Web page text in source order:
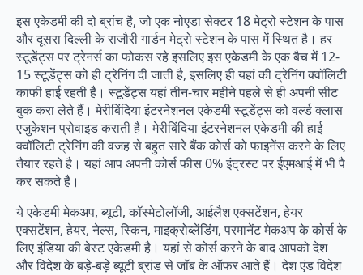
इस एकेडमी की दो ब्रांच है, जो एक नोएडा सेक्टर 18 मेट्रो स्टेशन के पास
और दूसरा दिल्ली के राजौरी गार्डन मेट्रो स्टेशन के पास में स्थित है। हर
स्टूडेंट्स पर ट्रेनर्स का फोकस रहे इसलिए इस एकेडमी के एक बैच में 12-
15 स्टूडेंट्स को ही ट्रेनिंग दी जाती है, इसलिए ही यहां की ट्रेनिंग क्वॉलिटी
काफी हाई रहती है। स्टूडेंट्स यहां तीन-चार महीने पहले से ही अपनी सीट
बुक करा लेते हैं। मेरीबिंदिया इंटरनेशनल एकेडमी स्टूडेंट्स को वर्ल्ड क्लास
एजुकेशन प्रोवाइड कराती है। मेरीबिंदिया इंटरनेशनल एकेडमी की हाई
क्वॉलिटी ट्रेनिंग की वजह से बहुत सारे बैंक कोर्स को फाइनेंस करने के लिए
तैयार रहते है। यहां आप अपनी कोर्स फीस 0% इंट्रस्ट पर ईएमआई में भी पै
कर सकते है।
ये एकेडमी मेकअप, ब्यूटी, कॉस्मेटोलॉजी, आईलैश एक्सटेंशन, हेयर
एक्सटेंशन, हेयर, नेल्स, स्किन, माइक्रोब्लेंडिंग, परमानेंट मेकअप के कोर्स के
लिए इंडिया की बेस्ट एकेडमी है। यहां से कोर्स करने के बाद आपको देश
और विदेश के बड़े-बड़े ब्यूटी ब्रांड से जॉब के ऑफर आते हैं। देश एंड विदेश